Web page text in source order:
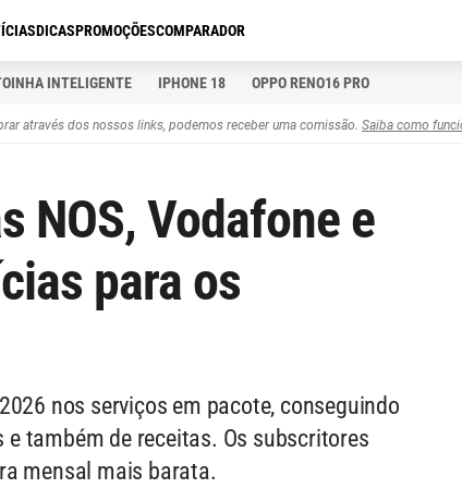
DICASPROMOÇÕESCOMPARADOR
INTELIGENTE IPHONE 18 OPPO RENO16 PRO
através dos nossos links, podemos receber uma comissão. Saiba como
NOS, Vodafone e
para os
nos serviços em pacote, conseguindo
também de receitas. Os subscritores
mensal mais barata.